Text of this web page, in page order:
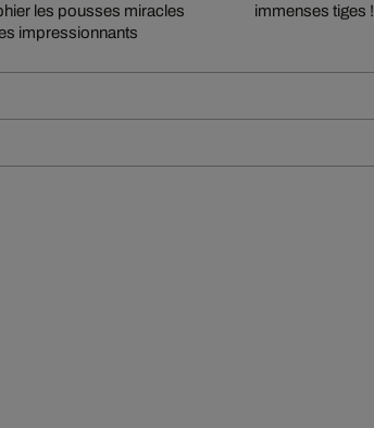
les pousses miracles
impressionnants
immenses tiges !